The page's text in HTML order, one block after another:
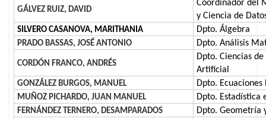
GÁLVEZ RUIZ, DAVID
Coordinador del
y Ciencia de
SILVERO CASANOVA, MARITHANIA Dpto. Álgebra
PRADO BASSAS, JOSÉ ANTONIO Dpto. Análisis
CORDÓN FRANCO, ANDRÉS
Dpto. Ciencias
Artificial
GONZÁLEZ BURGOS, MANUEL Dpto.
MUÑOZ PICHARDO, JUAN MANUEL Dpto. Estadística
FERNÁNDEZ TERNERO, DESAMPARADOS Dpto. Geometría